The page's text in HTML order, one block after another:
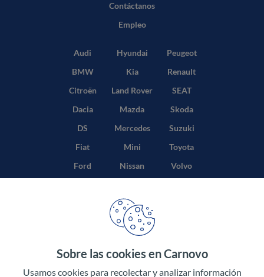
Sobre las cookies en Carnovo
Usamos cookies para recolectar y analizar información
Contáctanos
Empleo
Audi
BMW
Citroën
Dacia
DS
Fiat
Ford
Hyundai
Kia
Land Rover
Mazda
Mercedes
Mini
Nissan
Peugeot
Renault
SEAT
Skoda
Suzuki
Toyota
Volvo